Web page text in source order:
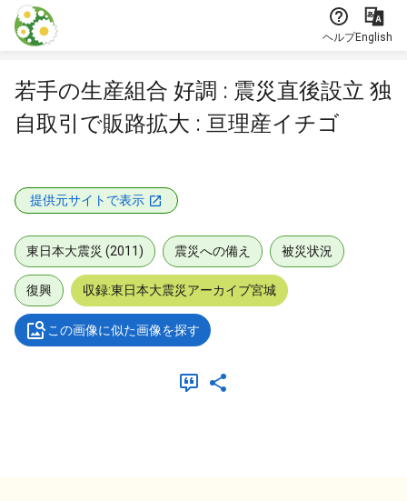
本文に飛ぶ
ヘルプEnglish
若手の生産組合 好調 : 震災直後設立 独
自取引で販路拡大 : 亘理産イチゴ
提供元サイトで表示
東日本大震災 (2011) 震災への備え 被災状況
復興 収録:東日本大震災アーカイブ宮城
この画像に似た画像を探す